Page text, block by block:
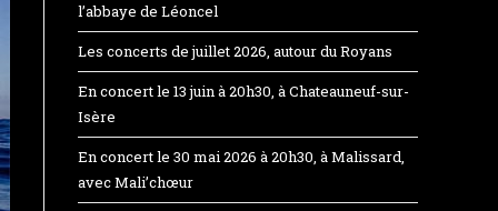
l’abbaye de Léoncel
Les concerts de juillet 2026, autour du Royans
En concert le 13 juin à 20h30, à Chateauneuf-sur-
Isère
En concert le 30 mai 2026 à 20h30, à Malissard,
avec Mali’chœur